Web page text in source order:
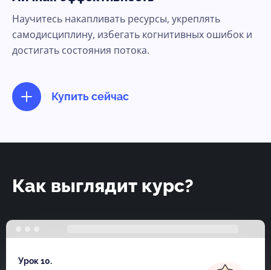
Научитесь накапливать ресурсы, укреплять
самодисциплину, избегать когнитивных ошибок и
достигать состояния потока.
Купить сейчас
Как выглядит курс?
Урок 10.